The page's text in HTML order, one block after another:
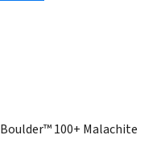
Boulder™ 100+ Malachite